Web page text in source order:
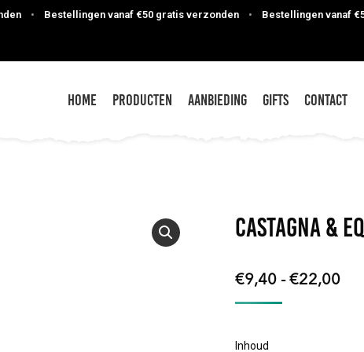
• Bestellingen vanaf €50 gratis verzonden • Bestellingen vanaf €50
Home Producten Aanbieding Gifts Contact
Castagna &
€9,40 - €22,00
Inhoud